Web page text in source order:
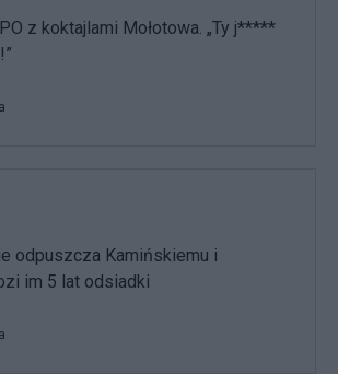
z koktajlami Mołotowa. „Ty j*****
odpuszcza Kamińskiemu i
im 5 lat odsiadki